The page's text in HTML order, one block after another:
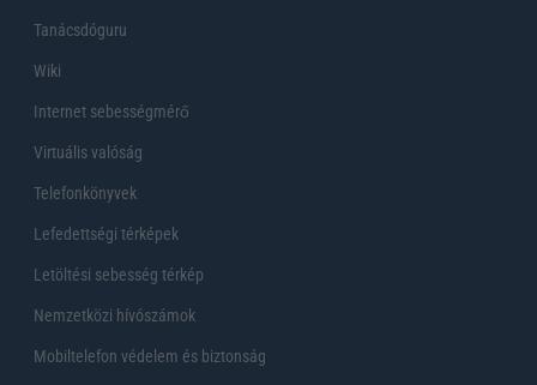
Tanácsdóguru
Wiki
Internet sebességmérő
Virtuális valóság
Telefonkönyvek
Lefedettségi térképek
Letöltési sebesség térkép
Nemzetközi hívószámok
Mobiltelefon védelem és biztonság